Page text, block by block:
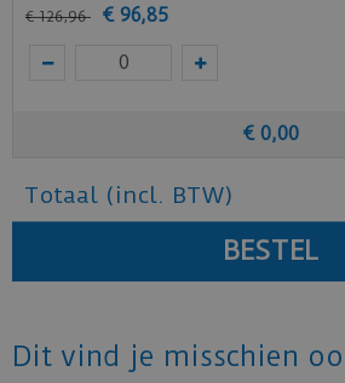
Benieuwd hoe deze mFLOR
mFLOR.
€ 126,96 € 96,85
€ 0,00
Totaal (incl. BTW)
Dit vind je misschien